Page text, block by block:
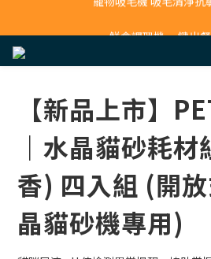
【新品上市】
｜水晶貓砂耗
香) 四入組 (開
晶貓砂機專用)